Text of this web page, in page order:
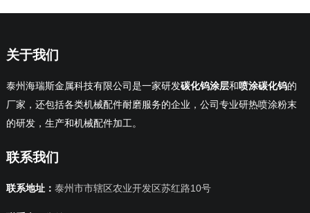
关于我们
泰州海瑞斯金属科技有限公司是一家研发碳化钨涂层和喷涂碳化钨的
厂家，还包括各类机械配件耐磨服务的企业，公司专业研热喷涂粉末
的研发，生产和机械配件加工。
联系我们
联系地址： 泰州市市辖区农业开发区苏红路10号